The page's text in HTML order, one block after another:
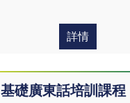
詳情
基礎廣東話培訓課程